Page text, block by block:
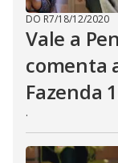
DO R7/18/12/2020
Vale a
comenta
Fazenda
.